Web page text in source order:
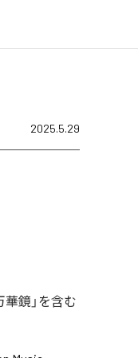
2025.5.29
鏡」を含む